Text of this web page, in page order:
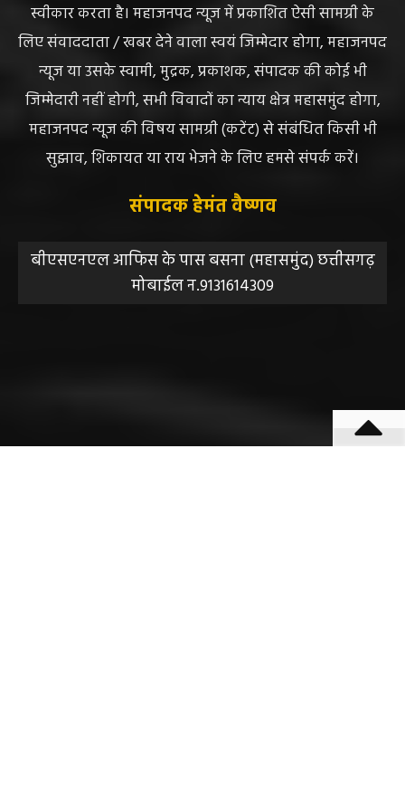
स्वीकार करता है। महाजनपद न्यूज में प्रकाशित ऐसी सामग्री के
लिए संवाददाता / खबर देने वाला स्वयं जिम्मेदार होगा, महाजनपद
न्यूज या उसके स्वामी, मुद्रक, प्रकाशक, संपादक की कोई भी
जिम्मेदारी नहीं होगी, सभी विवादों का न्याय क्षेत्र महासमुंद होगा,
महाजनपद न्यूज की विषय सामग्री (कटेंट) से संबंधित किसी भी
सुझाव, शिकायत या राय भेजने के लिए हमसे संपर्क करें।
संपादक हेमंत वैष्णव
बीएसएनएल आफिस के पास बसना (महासमुंद) छत्तीसगढ़
मोबाईल न.9131614309